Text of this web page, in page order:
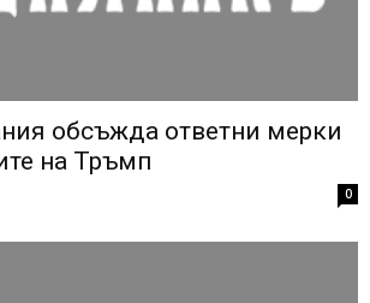
обсъжда ответни мерки
на Тръмп
0